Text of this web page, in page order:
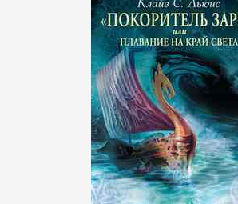
Управление
Литература